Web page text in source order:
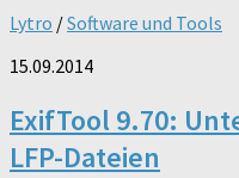
Lytro /Software und Tools
15.09.2014
ExifTool 9.70:
LFP-Dateien